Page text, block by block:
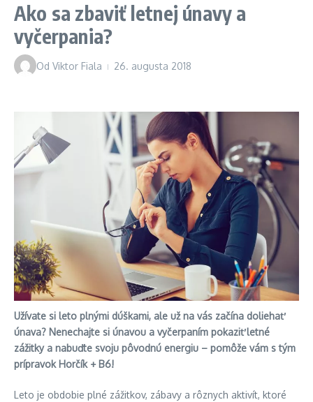
Ako sa zbaviť letnej únavy a
vyčerpania?
Od Viktor Fiala 26. augusta 2018
Užívate si leto plnými dúškami, ale už na vás začína doliehať
únava? Nenechajte si únavou a vyčerpaním pokaziť letné
zážitky a nabuďte svoju pôvodnú energiu – pomôže vám s tým
prípravok Horčík + B6!
Leto je obdobie plné zážitkov, zábavy a rôznych aktivít, ktoré